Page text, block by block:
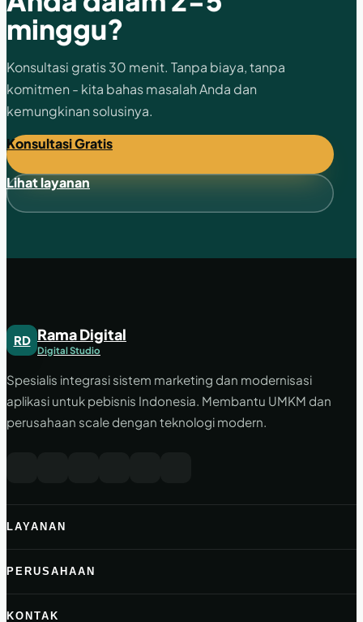
minggu?
Konsultasi gratis 30 menit. Tanpa biaya, tanpa
komitmen - kita bahas masalah Anda dan
kemungkinan solusinya.
Konsultasi Gratis
Lihat layanan
RD Rama Digital
Digital Studio
Spesialis integrasi sistem marketing dan modernisasi
aplikasi untuk pebisnis Indonesia. Membantu UMKM dan
perusahaan scale dengan teknologi modern.
LAYANAN
PERUSAHAAN
KONTAK